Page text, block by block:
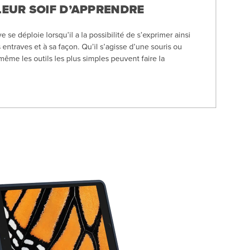
SOIF D’APPRENDRE
se déploie lorsqu’il a la possibilité de s’exprimer ainsi
et à sa façon. Qu’il s’agisse d’une souris ou
les outils les plus simples peuvent faire la